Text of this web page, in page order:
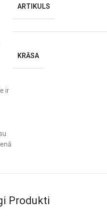
ir
ARTIKULS
KRĀSA
Produkti